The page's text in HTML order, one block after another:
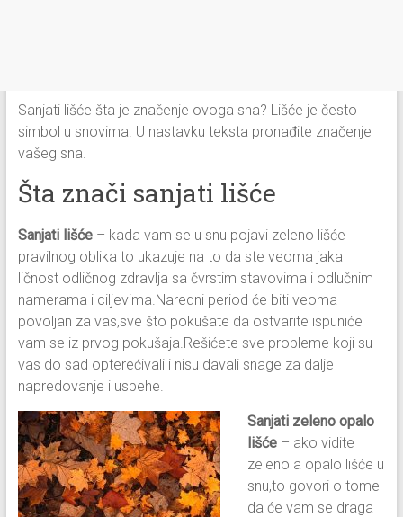
Sanjati lišće šta je značenje ovoga sna? Lišće je često
simbol u snovima. U nastavku teksta pronađite značenje
vašeg sna.
Šta znači sanjati lišće
Sanjati lišće– kada vam se u snu pojavi zeleno lišće
pravilnog oblika to ukazuje na to da ste veoma jaka
ličnost odličnog zdravlja sa čvrstim stavovima i odlučnim
namerama i ciljevima.Naredni period će biti veoma
povoljan za vas,sve što pokušate da ostvarite ispuniće
vam se iz prvog pokušaja.Rešićete sve probleme koji su
vas do sad opterećivali i nisu davali snage za dalje
napredovanje i uspehe.
Sanjati zeleno opalo
lišće– ako vidite
zeleno a opalo lišće u
snu,to govori o tome
da će vam se draga